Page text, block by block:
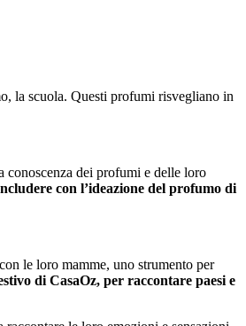
la scuola. Questi profumi risvegliano in
conoscenza dei profumi e delle loro
con l’ideazione del profumo di
le loro mamme, uno strumento per
di CasaOz, per raccontare paesi e